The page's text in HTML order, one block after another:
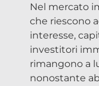
Nel mercato
che riescono
interesse,
investitori
rimangono a
nonostante